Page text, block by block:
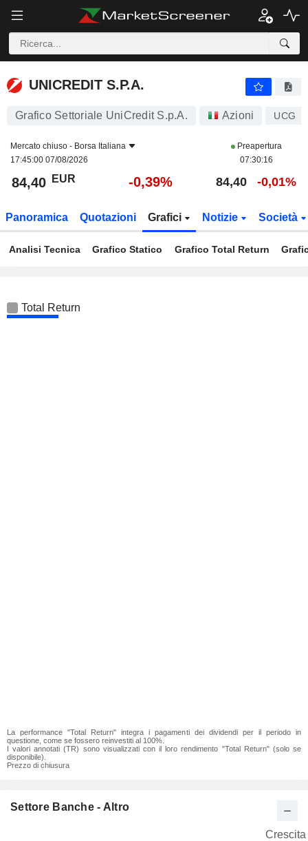
UNICREDIT S.P.A.
UNICREDIT S.P.A.
Grafico Settoriale UniCredit S.p.A. Azioni UCG
Mercato chiuso - Borsa Italiana
17:45:00 07/08/2026
Preapertura
07:30:16
84,40 EUR -0,39% 84,40 -0,01%
Panoramica Quotazioni Grafici Notizie Società
Analisi Tecnica Grafico Statico Grafico Total Return
Total Return
La performance "Total Return" integra i pagamenti dei dividendi per il periodo in
questione, come se fossero reinvestiti al 100%.
I valori annotati (TR) sono visualizzati con il loro rendimento "Total Return" (solo se
disponibile).
Prezzo di chiusura
Settore Banche - Altro
Crescita